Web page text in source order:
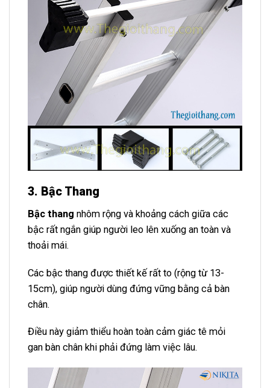
3. Bậc Thang
Bậc thang nhôm rộng và khoảng cách giữa các
bậc rất ngắn giúp người leo lên xuống an toàn và
thoải mái.
Các bậc thang được thiết kế rất to (rộng từ 13-
15cm), giúp người dùng đứng vững bằng cả bàn
chân.
Điều này giảm thiểu hoàn toàn cảm giác tê mỏi
gan bàn chân khi phải đứng làm việc lâu.